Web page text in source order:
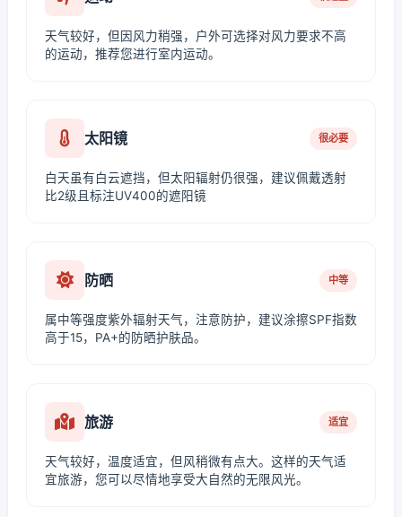
天气较好，但因风力稍强，户外可选择对风力要求不高
的运动，推荐您进行室内运动。
太阳镜 很必要
白天虽有白云遮挡，但太阳辐射仍很强，建议佩戴透射
比2级且标注UV400的遮阳镜
防晒 中等
属中等强度紫外辐射天气，注意防护，建议涂擦SPF指数
高于15，PA+的防晒护肤品。
旅游 适宜
天气较好，温度适宜，但风稍微有点大。这样的天气适
宜旅游，您可以尽情地享受大自然的无限风光。